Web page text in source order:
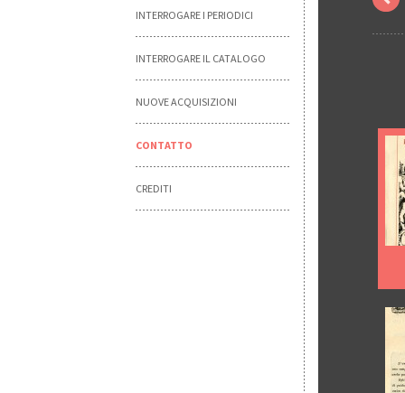
INTERROGARE I PERIODICI
INTERROGARE IL CATALOGO
NUOVE ACQUISIZIONI
CONTATTO
CREDITI